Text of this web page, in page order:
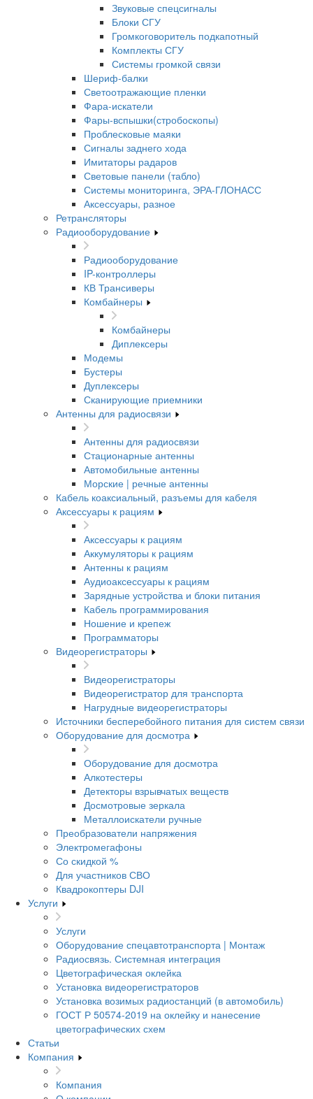
Звуковые спецсигналы
Блоки СГУ
Громкоговоритель подкапотный
Комплекты СГУ
Системы громкой связи
Шериф-балки
Светоотражающие пленки
Фара-искатели
Фары-вспышки(стробоскопы)
Проблесковые маяки
Сигналы заднего хода
Имитаторы радаров
Световые панели (табло)
Системы мониторинга, ЭРА-ГЛОНАСС
Аксессуары, разное
Ретрансляторы
Радиооборудование
Радиооборудование
IP-контроллеры
КВ Трансиверы
Комбайнеры
Комбайнеры
Диплексеры
Модемы
Бустеры
Дуплексеры
Сканирующие приемники
Антенны для радиосвязи
Антенны для радиосвязи
Стационарные антенны
Автомобильные антенны
Морские | речные антенны
Кабель коаксиальный, разъемы для кабеля
Аксессуары к рациям
Аксессуары к рациям
Аккумуляторы к рациям
Антенны к рациям
Аудиоаксессуары к рациям
Зарядные устройства и блоки питания
Кабель программирования
Ношение и крепеж
Программаторы
Видеорегистраторы
Видеорегистраторы
Видеорегистратор для транспорта
Нагрудные видеорегистраторы
Источники бесперебойного питания для систем связи
Оборудование для досмотра
Оборудование для досмотра
Алкотестеры
Детекторы взрывчатых веществ
Досмотровые зеркала
Металлоискатели ручные
Преобразователи напряжения
Электромегафоны
Со скидкой %
Для участников СВО
Квадрокоптеры DJI
Услуги
Услуги
Оборудование спецавтотранспорта | Монтаж
Радиосвязь. Системная интеграция
Цветографическая оклейка
Установка видеорегистраторов
Установка возимых радиостанций (в автомобиль)
ГОСТ Р 50574-2019 на оклейку и нанесение
цветографических схем
Статьи
Компания
Компания